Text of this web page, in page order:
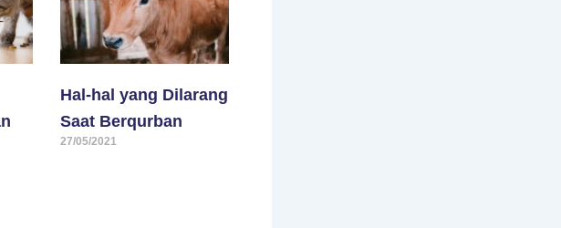
Hal-hal yang Dilarang
Saat Berqurban
27/05/2021